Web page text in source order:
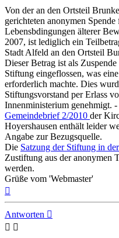
Von der an den Ortsteil
gerichteten anonymen
Lebensbdingungen älterer
2007, ist lediglich ein
Stadt Alfeld an den Ortsteil
Dieser Betrag ist als
Stiftung eingeflossen, was
erforderlich machte. Dies
Stiftungsvorstand per Erlass
Innenministerium genehmigt.
Gemeindebrief 2/2010 der
Hoyershausen enthält leider
Angabe zur Bezugsquelle.
Die Satzung der Stiftung in
Zustiftung aus der anonymen
werden.
Grüße vom 'Webmaster'
Antworten